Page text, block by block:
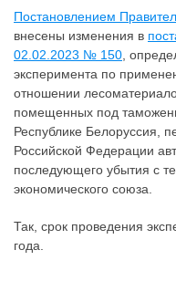
Постановлением
внесены изменения в
02.02.2023 № 150 ,
эксперимента по
отношении
помещенных под
Республике Белоруссия,
Российской Федерации
последующего убытия с
экономического союза.
Так, срок проведения
года.